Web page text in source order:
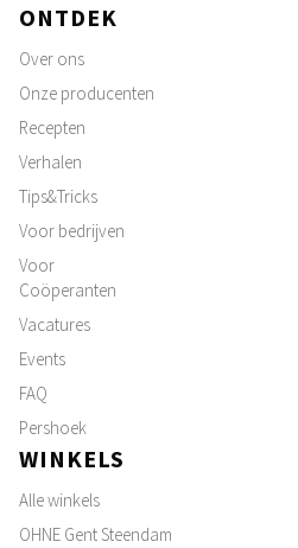
ONTDEK
Over ons
Onze producenten
Recepten
Verhalen
Tips&Tricks
Voor bedrijven
Voor
Coöperanten
Vacatures
Events
FAQ
Pershoek
WINKELS
Alle winkels
OHNE Gent Steendam